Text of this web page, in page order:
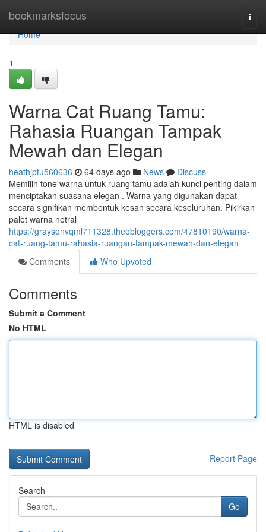
bookmarksfocus
Home
Home
1
Warna Cat Ruang Tamu:
Rahasia Ruangan Tampak
Mewah dan Elegan
heathjptu560636 64 days ago News
Discuss
Memilih tone warna untuk ruang tamu adalah kunci penting dalam
menciptakan suasana elegan . Warna yang digunakan dapat
secara signifikan membentuk kesan secara keseluruhan. Pikirkan
palet warna netral
https://graysonvqml711328.theobloggers.com/47810190/warna-
cat-ruang-tamu-rahasia-ruangan-tampak-mewah-dan-elegan
Comments
Who Upvoted
Comments
Submit a Comment
No HTML
HTML is disabled
Report Page
Search
Go